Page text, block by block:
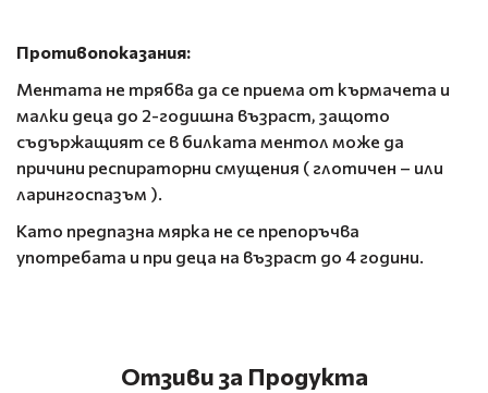
Противопоказания:
Ментата не трябва да се приема от кърмачета и
малки деца до 2-годишна възраст, защото
съдържащият се в билката ментол може да
причини респираторни смущения ( глотичен – или
ларингоспазъм ).
Като предпазна мярка не се препоръчва
употребата и при деца на възраст до 4 години.
Отзиви за Продукта